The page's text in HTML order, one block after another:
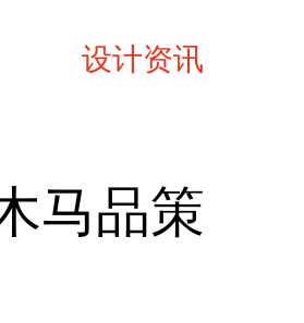
设计资讯
马品策